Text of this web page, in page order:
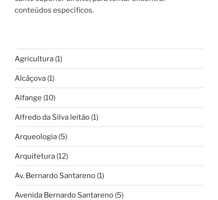
conteúdos específicos.
Agricultura (1)
Alcáçova (1)
Alfange (10)
Alfredo da Silva leitão (1)
Arqueologia (5)
Arquitetura (12)
Av. Bernardo Santareno (1)
Avenida Bernardo Santareno (5)